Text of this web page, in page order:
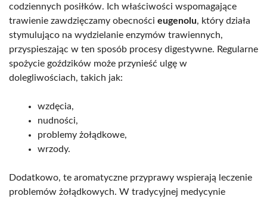
codziennych posiłków. Ich właściwości wspomagające
trawienie zawdzięczamy obecności eugenolu, który działa
stymulująco na wydzielanie enzymów trawiennych,
przyspieszając w ten sposób procesy digestywne. Regularne
spożycie goździków może przynieść ulgę w
dolegliwościach, takich jak:
wzdęcia,
nudności,
problemy żołądkowe,
wrzody.
Dodatkowo, te aromatyczne przyprawy wspierają leczenie
problemów żołądkowych. W tradycyjnej medycynie